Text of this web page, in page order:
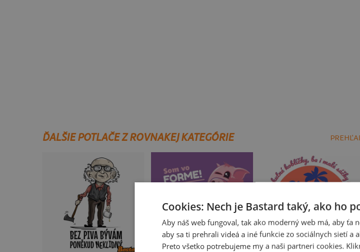
ĎALŠIE POTLAČE Z ROVNAKEJ KATEGÓRIE
Cookies: Nech je Bastard taký, ako ho
Aby náš web fungoval, tak ako moderný web má, aby ťa
aby sa ti prehrali videá a iné funkcie zo sociálnych sietí a
Preto všetko potrebujeme my a naši partneri cookies.